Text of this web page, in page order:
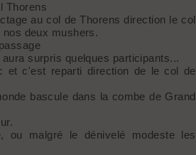
Thorens
au col de Thorens direction le col
deux mushers.
surpris quelques participants...
et c'est reparti direction de le col de
bascule dans la combe de Grand
ou malgré le dénivelé modeste les